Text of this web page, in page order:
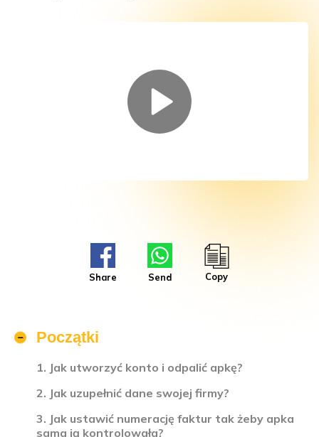
Początki
1. Jak utworzyć konto i odpalić apkę?
2. Jak uzupełnić dane swojej firmy?
3. Jak ustawić numerację faktur tak żeby apka
sama ją kontrolowała?
Share Send Copy